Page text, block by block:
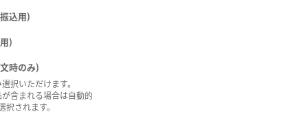
込用)
)
時のみ)
択いただけます。
含まれる場合は自動的
されます。